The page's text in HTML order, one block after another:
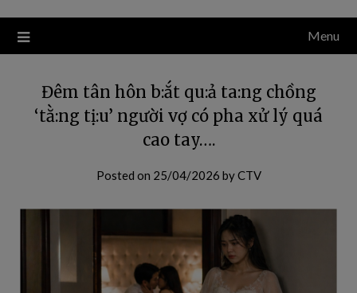
Menu
Đêm tân hôn b:ắt qu:ả ta:ng chồng
‘tằ:ng tị:u’ người vợ có pha xử lý quá
cao tay….
Posted on 25/04/2026 byCTV